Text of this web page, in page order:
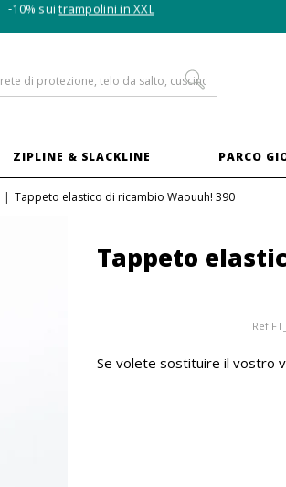
-10% suitrampolini in XXL
ZIPLINE & SLACKLINE PARCO
Tappeto elastico di ricambio Waouuh! 390
Tappeto
Ref
Se volete sostituire il vostro